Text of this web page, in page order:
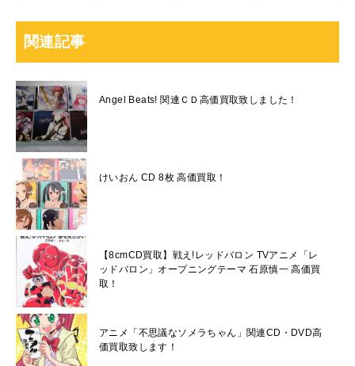
関連記事
Angel Beats! 関連ＣＤ高価買取致しました！
けいおん CD 8枚 高価買取！
【8cmCD買取】戦え!レッドバロン TVアニメ「レ
ッドバロン」オープニングテーマ 石原慎一 高価買
取！
アニメ「不思議なソメラちゃん」関連CD・DVD高
価買取致します！